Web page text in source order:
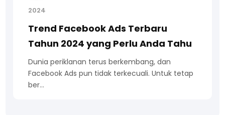
2024
Trend Facebook Ads Terbaru
Tahun 2024 yang Perlu Anda Tahu
Dunia periklanan terus berkembang, dan
Facebook Ads pun tidak terkecuali. Untuk tetap
ber…